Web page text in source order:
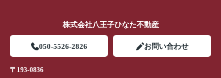
株式会社八王子ひなた不動産
050-5526-2826 お問い合わせ
〒193-0836